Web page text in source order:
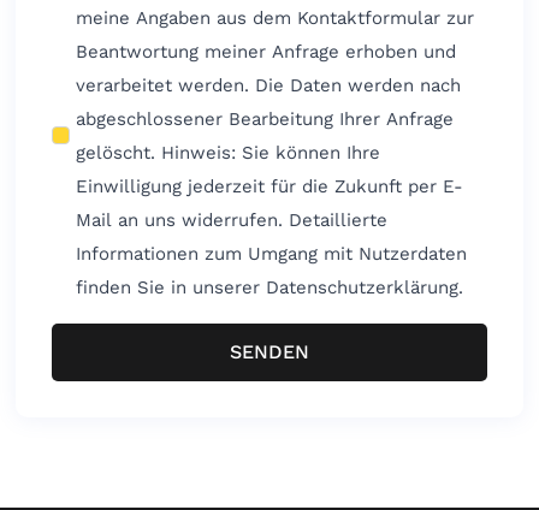
meine Angaben aus dem Kontaktformular zur
Beantwortung meiner Anfrage erhoben und
verarbeitet werden. Die Daten werden nach
abgeschlossener Bearbeitung Ihrer Anfrage
gelöscht. Hinweis: Sie können Ihre
Einwilligung jederzeit für die Zukunft per E-
Mail an uns widerrufen. Detaillierte
Informationen zum Umgang mit Nutzerdaten
finden Sie in unserer Datenschutzerklärung.
SENDEN